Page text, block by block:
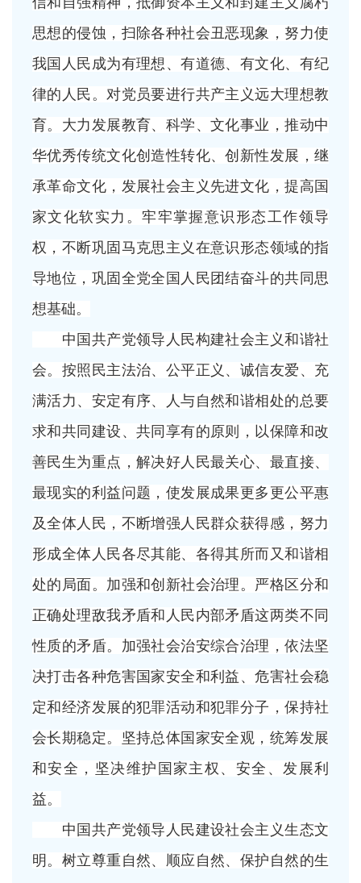
思想的侵蚀，扫除各种社会丑恶现象，努力使
我国人民成为有理想、有道德、有文化、有纪
律的人民。对党员要进行共产主义远大理想教
育。大力发展教育、科学、文化事业，推动中
华优秀传统文化创造性转化、创新性发展，继
承革命文化，发展社会主义先进文化，提高国
家文化软实力。牢牢掌握意识形态工作领导
权，不断巩固马克思主义在意识形态领域的指
导地位，巩固全党全国人民团结奋斗的共同思
想基础。
中国共产党领导人民构建社会主义和谐社
会。按照民主法治、公平正义、诚信友爱、充
满活力、安定有序、人与自然和谐相处的总要
求和共同建设、共同享有的原则，以保障和改
善民生为重点，解决好人民最关心、最直接、
最现实的利益问题，使发展成果更多更公平惠
及全体人民，不断增强人民群众获得感，努力
形成全体人民各尽其能、各得其所而又和谐相
处的局面。加强和创新社会治理。严格区分和
正确处理敌我矛盾和人民内部矛盾这两类不同
性质的矛盾。加强社会治安综合治理，依法坚
决打击各种危害国家安全和利益、危害社会稳
定和经济发展的犯罪活动和犯罪分子，保持社
会长期稳定。坚持总体国家安全观，统筹发展
和安全，坚决维护国家主权、安全、发展利
益。
中国共产党领导人民建设社会主义生态文
明。树立尊重自然、顺应自然、保护自然的生